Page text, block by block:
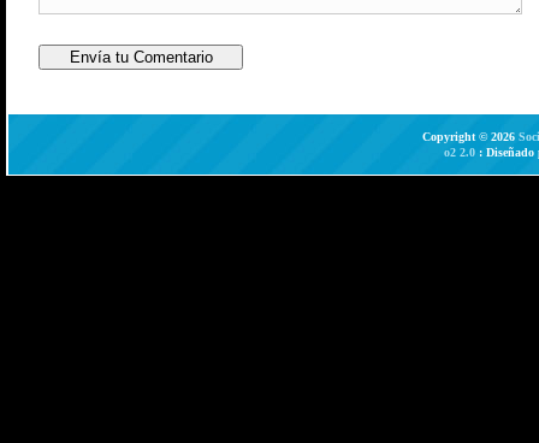
Copyright © 2026
o2 2.0 :